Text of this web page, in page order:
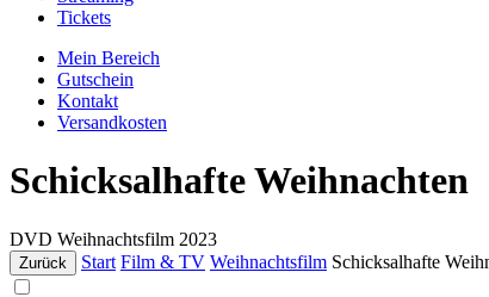
Tickets
Mein Bereich
Gutschein
Kontakt
Versandkosten
Schicksalhafte Weihnachten
DVD Weihnachtsfilm 2023
Zurück Start Film & TV Weihnachtsfilm Schicksalhafte